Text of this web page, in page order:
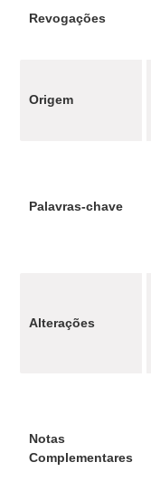
Revogações
Origem
Palavras-chave
Alterações
Notas
Complementares